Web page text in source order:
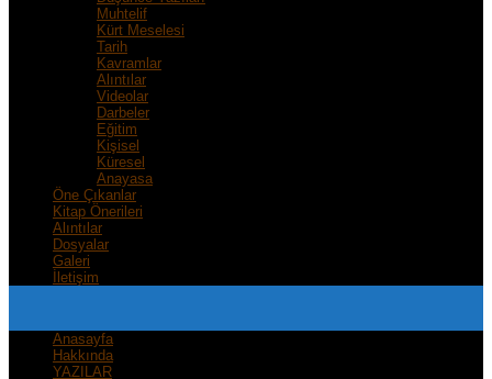
Muhtelif
Kürt Meselesi
Tarih
Kavramlar
Alıntılar
Videolar
Darbeler
Eğitim
Kişisel
Küresel
Anayasa
Öne Çıkanlar
Kitap Önerileri
Alıntılar
Dosyalar
Galeri
İletişim
Anasayfa
Hakkında
YAZILAR